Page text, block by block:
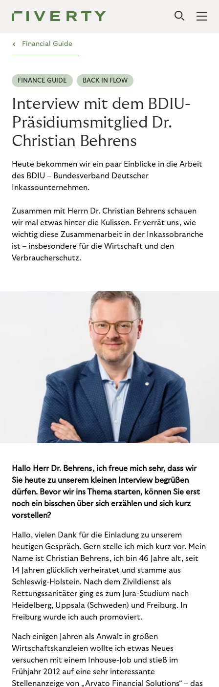
› Financial Guide
FINANCE GUIDE BACK IN FLOW
Interview mit dem BDIU-
Präsidiumsmitglied Dr.
Christian Behrens
Heute bekommen wir ein paar Einblicke in die Arbeit
des BDIU – Bundesverband Deutscher
Inkassounternehmen.
Zusammen mit Herrn Dr. Christian Behrens schauen
wir mal etwas hinter die Kulissen. Er verrät uns, wie
wichtig diese Zusammenarbeit in der Inkassobranche
ist – insbesondere für die Wirtschaft und den
Verbraucherschutz.
Hallo Herr Dr. Behrens, ich freue mich sehr, dass wir
Sie heute zu unserem kleinen Interview begrüßen
dürfen. Bevor wir ins Thema starten, können Sie erst
noch ein bisschen über sich erzählen und sich kurz
vorstellen?
Hallo, vielen Dank für die Einladung zu unserem
heutigen Gespräch. Gern stelle ich mich kurz vor. Mein
Name ist Christian Behrens, ich bin 46 Jahre alt, seit
14 Jahren glücklich verheiratet und stamme aus
Schleswig-Holstein. Nach dem Zivildienst als
Rettungssanitäter ging es zum Jura-Studium nach
Heidelberg, Uppsala (Schweden) und Freiburg. In
Freiburg wurde ich auch promoviert.
Nach einigen Jahren als Anwalt in großen
Wirtschaftskanzleien wollte ich etwas Neues
versuchen mit einem Inhouse-Job und stieß im
Frühjahr 2012 auf eine sehr interessante
Stellenanzeige von „Arvato Financial Solutions“ – das